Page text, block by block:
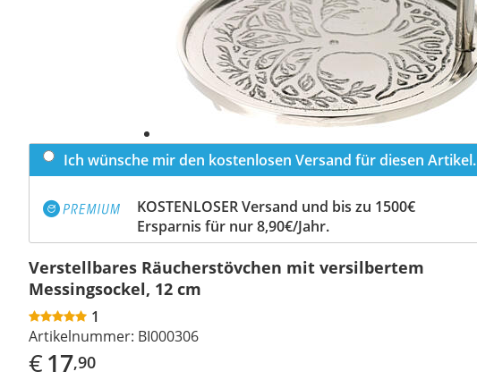
Ich wünsche mir den kostenlosen Versand für diesen Artikel.
KOSTENLOSER Versand und bis zu 1500€
Ersparnis für nur 8,90€/Jahr.
Verstellbares Räucherstövchen mit versilbertem
Messingsockel, 12 cm
1
Artikelnummer: BI000306
€17,90